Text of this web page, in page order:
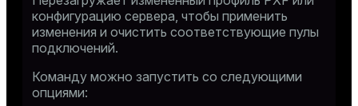
конфигурацию сервера, чтобы применить
изменения и очистить соответствующие пулы
подключений.
Команду можно запустить со следующими
опциями: